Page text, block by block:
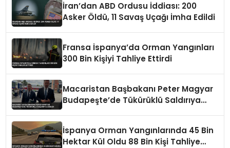
İran’dan ABD Ordusu İddiası: 200
Asker Öldü, 11 Savaş Uçağı İmha Edildi
Fransa İspanya’da Orman Yangınları
300 Bin Kişiyi Tahliye Ettirdi
Macaristan Başbakanı Peter Magyar
Budapeşte’de Tükürüklü Saldırıya
İspanya Orman Yangınlarında 45 Bin
Hektar Kül Oldu 88 Bin Kişi Tahliye